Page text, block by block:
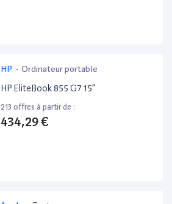
HP - Ordinateur portable
HP EliteBook 855 G7 15”
213 offres à partir de :
434,29 €